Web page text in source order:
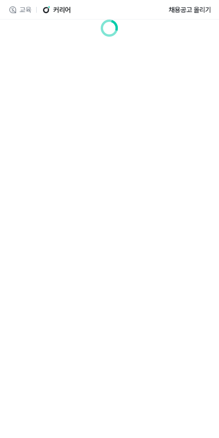
교육 커리어 채용공고 올리기